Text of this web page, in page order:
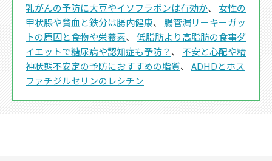
乳がんの予防に大豆やイソフラボンは有効か、 女性の
甲状腺や貧血と鉄分は腸内健康、 腸管漏リーキーガッ
トの原因と食物や栄養素、 低脂肪より高脂肪の食事ダ
イエットで糖尿病や認知症も予防？ 、 不安と心配や精
神状態不安定の予防におすすめの脂質、 ADHDとホス
ファチジルセリンのレシチン